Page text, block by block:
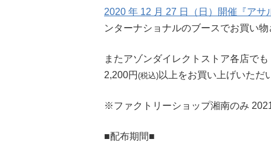
2020 年 12 月 27 日（日）開催『ア
ンターナショナルのブースでお買い
またアゾンダイレクトストア各店で
2,200円 (税込) 以上をお買い上げいただ
※ファクトリーショップ湘南のみ
■配布期間■